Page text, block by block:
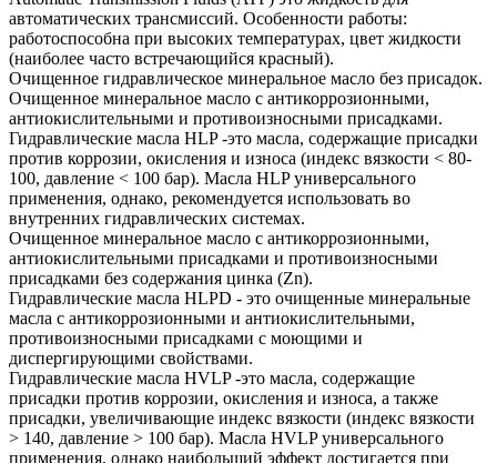
автоматических трансмиссий. Особенности работы:
работоспособна при высоких температурах, цвет жидкости
(наиболее часто встречающийся красный).
Очищенное гидравлическое минеральное масло без присадок.
Очищенное минеральное масло с антикоррозионными,
антиокислительными и противоизносными присадками.
Гидравлические масла HLP -это масла, содержащие присадки
против коррозии, окисления и износа (индекс вязкости < 80-
100, давление < 100 бар). Масла HLP универсального
применения, однако, рекомендуется использовать во
внутренних гидравлических системах.
Очищенное минеральное масло с антикоррозионными,
антиокислительными присадками и противоизносными
присадками без содержания цинка (Zn).
Гидравлические масла HLPD - это очищенные минеральные
масла с антикоррозионными и антиокислительными,
противоизносными присадками с моющими и
диспергирующими свойствами.
Гидравлические масла HVLP -это масла, содержащие
присадки против коррозии, окисления и износа, а также
присадки, увеличивающие индекс вязкости (индекс вязкости
> 140, давление > 100 бар). Масла HVLP универсального
применения, однако наибольший эффект достигается при